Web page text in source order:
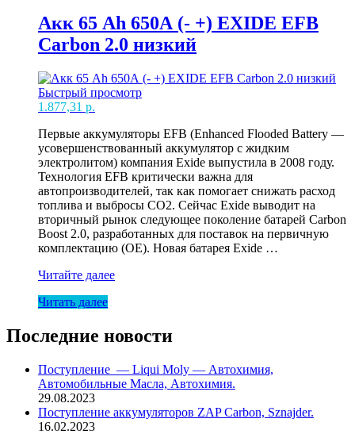
Акк 65 Ah 650А (- +) EXIDE EFB
Carbon 2.0 низкий
Быстрый просмотр
1.877,31 р.
Первые аккумуляторы EFB (Enhanced Flooded Battery —
усовершенствованный аккумулятор с жидким
электролитом) компания Exide выпустила в 2008 году.
Технология EFB критически важна для
автопроизводителей, так как помогает снижать расход
топлива и выбросы CO2. Сейчас Exide выводит на
вторичный рынок следующее поколение батарей Carbon
Boost 2.0, разработанных для поставок на первичную
комплектацию (OE). Новая батарея Exide …
Акк
Ah
(-
+)
EFB
Carbon
2.0
низкий
Читайте далее
Читать далее
Последние новости
Поступление — Liqui Moly — Автохимия,
Автомобильные Масла, Автохимия.
29.08.2023
Поступление аккумуляторов ZAP Carbon, Sznajder.
16.02.2023